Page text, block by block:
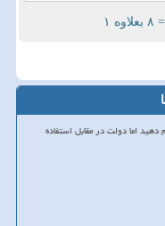
= ۸ بعلاوه ۱
دهید اما دولت در مقابل استفاده